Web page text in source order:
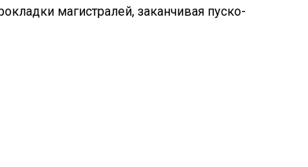
магистралей, заканчивая пуско-